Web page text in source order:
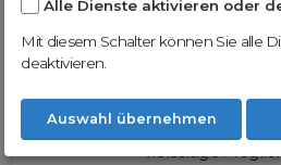
Nutze unsere Erfahrung
erleichtern wir
Domainhandel
vielseitige
Alle Dienste aktivieren oder
Mit diesem Schalter können Sie alle
deaktivieren.
Auswahl übernehmen